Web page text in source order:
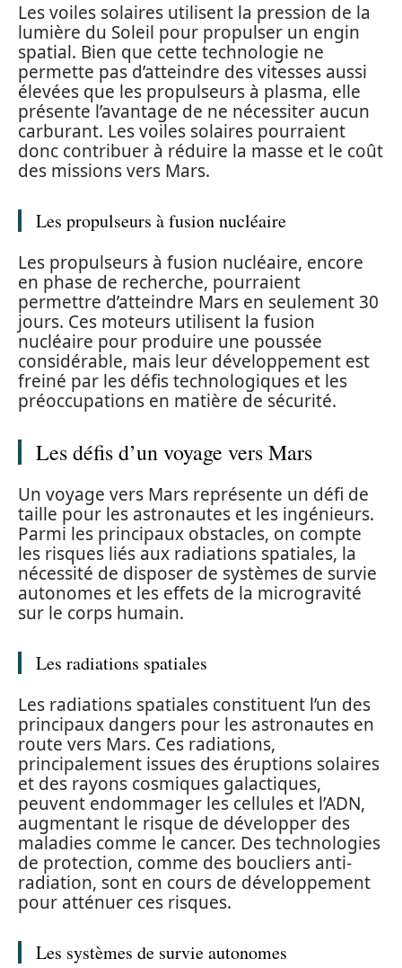
Les voiles solaires utilisent la pression de la
lumière du Soleil pour propulser un engin
spatial. Bien que cette technologie ne
permette pas d’atteindre des vitesses aussi
élevées que les propulseurs à plasma, elle
présente l’avantage de ne nécessiter aucun
carburant. Les voiles solaires pourraient
donc contribuer à réduire la masse et le coût
des missions vers Mars.
Les propulseurs à fusion nucléaire
Les propulseurs à fusion nucléaire, encore
en phase de recherche, pourraient
permettre d’atteindre Mars en seulement 30
jours. Ces moteurs utilisent la fusion
nucléaire pour produire une poussée
considérable, mais leur développement est
freiné par les défis technologiques et les
préoccupations en matière de sécurité.
Les défis d’un voyage vers Mars
Un voyage vers Mars représente un défi de
taille pour les astronautes et les ingénieurs.
Parmi les principaux obstacles, on compte
les risques liés aux radiations spatiales, la
nécessité de disposer de systèmes de survie
autonomes et les effets de la microgravité
sur le corps humain.
Les radiations spatiales
Les radiations spatiales constituent l’un des
principaux dangers pour les astronautes en
route vers Mars. Ces radiations,
principalement issues des éruptions solaires
et des rayons cosmiques galactiques,
peuvent endommager les cellules et l’ADN,
augmentant le risque de développer des
maladies comme le cancer. Des technologies
de protection, comme des boucliers anti-
radiation, sont en cours de développement
pour atténuer ces risques.
Les systèmes de survie autonomes